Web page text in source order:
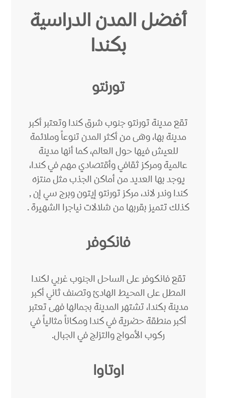
أفضل المدن الدراسية
بكندا
تورنتو
تقع مدينة تورنتو جنوب شرق كندا وتعتبر أكبر
مدينة بها، وهى من أكثر المدن تنوعاً وملائمة
للعيش فيها حول العالم، كما أنها مدينة
عالمية ومركز ثقافي وأقتصادي مهم في كندا،
يوجد بها العديد من أماكن الجذب مثل منتزه
كندا وندر لاند، مركز تورنتو إيتون وبرج سي إن ,
كذلك تتميز بقربها من شلالات نياجرا الشهيرة .
فانكوفر
تقع فانكوفر على الساحل الجنوب غربي لكندا
المطل على المحيط الهادئ وتصنف ثاني أكبر
مدينة بكندا، تشتهر المدينة بجمالها فهى تعتبر
أكبر منطقة حضرية في كندا ومكاناً مثالياً في
ركوب الأمواج والتزلج في الجبال.
اوتاوا